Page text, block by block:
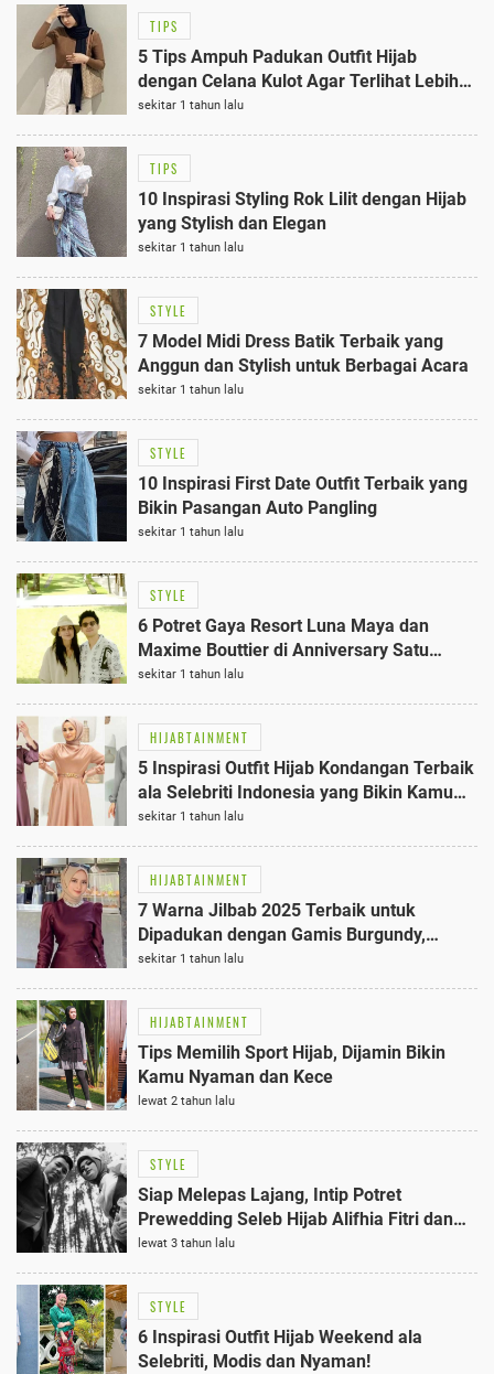
TIPS
5 Tips Ampuh Padukan Outfit Hijab
dengan Celana Kulot Agar Terlihat Lebih
Tinggi
sekitar 1 tahun lalu
TIPS
10 Inspirasi Styling Rok Lilit dengan Hijab
yang Stylish dan Elegan
sekitar 1 tahun lalu
STYLE
7 Model Midi Dress Batik Terbaik yang
Anggun dan Stylish untuk Berbagai Acara
sekitar 1 tahun lalu
STYLE
10 Inspirasi First Date Outfit Terbaik yang
Bikin Pasangan Auto Pangling
sekitar 1 tahun lalu
STYLE
6 Potret Gaya Resort Luna Maya dan
Maxime Bouttier di Anniversary Satu
Bulan Pernikahan, Mengejutkan!
sekitar 1 tahun lalu
HIJABTAINMENT
5 Inspirasi Outfit Hijab Kondangan Terbaik
ala Selebriti Indonesia yang Bikin Kamu
Anggun dan Stylish
sekitar 1 tahun lalu
HIJABTAINMENT
7 Warna Jilbab 2025 Terbaik untuk
Dipadukan dengan Gamis Burgundy,
Tampil Elegan dan Anggun
sekitar 1 tahun lalu
HIJABTAINMENT
Tips Memilih Sport Hijab, Dijamin Bikin
Kamu Nyaman dan Kece
lewat 2 tahun lalu
STYLE
Siap Melepas Lajang, Intip Potret
Prewedding Seleb Hijab Alifhia Fitri dan
Reza Surya Putra
lewat 3 tahun lalu
STYLE
6 Inspirasi Outfit Hijab Weekend ala
Selebriti, Modis dan Nyaman!